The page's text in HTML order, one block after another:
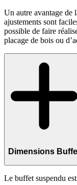
Un autre avantage de
ajustements sont
possible de faire
placage de bois ou
Dimensions
Le buffet suspendu